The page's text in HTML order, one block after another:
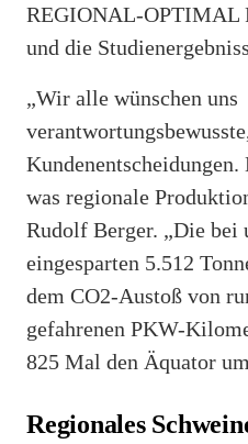
REGIONAL-OPTIMAL
und die
„Wir alle wünschen uns
was regionale
Rudolf Berger. „Die bei
eingesparten 5.512
dem CO2-Austoß von
gefahrenen PKW-
825 Mal den Äquator
Regionales